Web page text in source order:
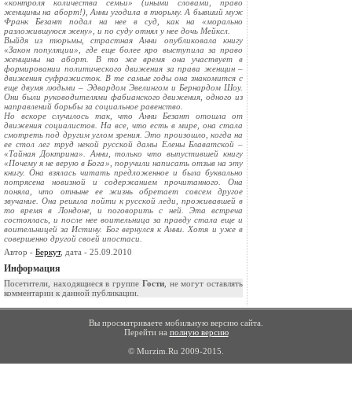
«контроля количества семьи» (иными словами, право
женщины на аборт!), Анни угодила в тюрьму. А бывший муж
Франк Безант подал на нее в суд, как на «морально
разложившуюся жену», и по суду отнял у нее дочь Мейксл.
Выйдя из тюрьмы, страстная Анни опубликовала книгу
«Закон популяции», где еще более яро выступила за право
женщины на аборт. В то же время она участвует в
формировании политического движения за права женщин –
движения суфражисток. В те самые годы она знакомится с
еще двумя людьми – Эдвардом Эвелингом и Бернардом Шоу.
Они были руководителями фабианского движения, одного из
направлений борьбы за социальное равенство.
Но вскоре случилось так, что Анни Безант отошла от
движения социалистов. На все, что есть в мире, она стала
смотреть под другим углом зрения. Это произошло, когда на
ее стол лег труд некой русской дамы Елены Блаватской –
«Тайная Доктрина». Анни, только что выпустившей книгу
«Почему я не верую в Бога», поручили написать отзыв на эту
книгу. Она взялась читать предложенное и была буквально
потрясена новизной и содержанием прочитанного. Она
поняла, что отныне ее жизнь обретает совсем другое
звучание. Она решила пойти к русской леди, проживавшей в
то время в Лондоне, и поговорить с ней. Эта встреча
состоялась, и после нее воительница за правду стала еще и
воительницей за Истину. Бог вернулся к Анни. Хотя и уже в
совершенно другой своей ипостаси.
Автор - Беркут, дата - 25.09.2010
Информация
Посетители, находящиеся в группе Гости, не могут оставлять
комментарии к данной публикации.
Вы просматриваете мобильную версию сайта.
Перейти на полную версию
© Murzim.Ru 2009-2015.